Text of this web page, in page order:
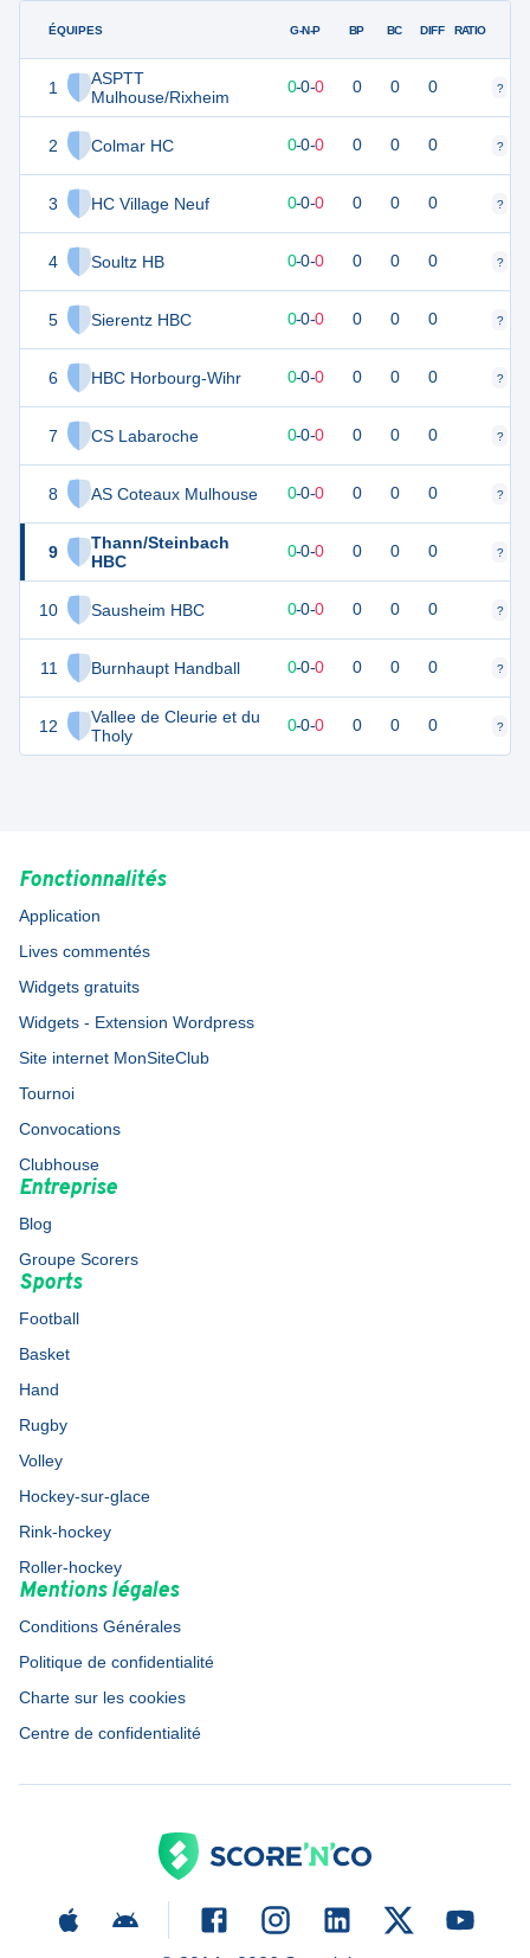
ÉQUIPES
1
ASPTT
Mulhouse/Rixheim
2 Colmar HC
3 HC Village Neuf
4 Soultz HB
5 Sierentz HBC
6 HBC Horbourg-Wihr
7 CS Labaroche
8 AS Coteaux Mulhouse
9
Thann/Steinbach
HBC
10 Sausheim HBC
11 Burnhaupt Handball
12
Vallee de Cleurie et du
Tholy
G-N-P BP BC DIFF RATIO
0 0-0-0 0 0 0 ?
0-0-0 0 0 0 ?
0-0-0 0 0 0 ?
0-0-0 0 0 0 ?
0-0-0 0 0 0 ?
0 0-0-0 0 0 0 ?
0-0-0 0 0 0 ?
0 0 0-0-0 0 0 0 ?
0 0-0-0 0 0 0 ?
0-0-0 0 0 0 ?
0 0-0-0 0 0 0 ?
0 0 0-0-0 0 0 0 ?
Fonctionnalités
Application
Lives commentés
Widgets gratuits
Widgets - Extension Wordpress
Site internet MonSiteClub
Tournoi
Convocations
Clubhouse
Entreprise
Blog
Groupe Scorers
Sports
Football
Basket
Hand
Rugby
Volley
Hockey-sur-glace
Rink-hockey
Roller-hockey
Mentions légales
Conditions Générales
Politique de confidentialité
Charte sur les cookies
Centre de confidentialité